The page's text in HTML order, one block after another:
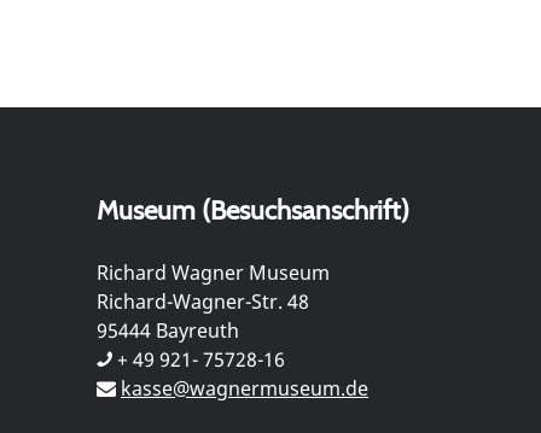
Museum (Besuchsanschrift)
Richard Wagner Museum
Richard-Wagner-Str. 48
95444 Bayreuth
+ 49 921- 75728-16
kasse@wagnermuseum.de